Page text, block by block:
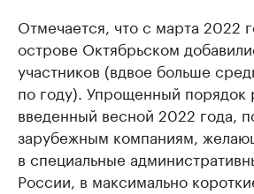
Отмечается, что с марта 2022
острове Октябрьском
участников (вдвое больше
по году). Упрощенный порядок
введенный весной 2022 года,
зарубежным компаниям,
в специальные
России, в максимально